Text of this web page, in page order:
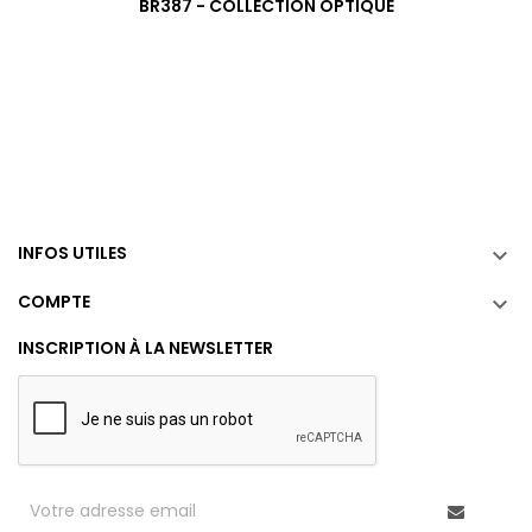
BR387 - COLLECTION OPTIQUE
INFOS UTILES 
COMPTE 
INSCRIPTION À LA NEWSLETTER